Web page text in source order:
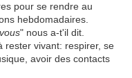
pour se rendre au
hebdomadaires.
" nous a-t'il dit.
rester vivant: respirer, se
avoir des contacts